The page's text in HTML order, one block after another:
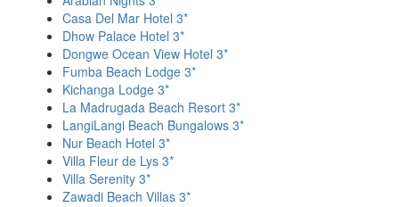
Casa Del Mar Hotel 3*
Dhow Palace Hotel 3*
Dongwe Ocean View Hotel 3*
Fumba Beach Lodge 3*
Kichanga Lodge 3*
La Madrugada Beach Resort 3*
LangiLangi Beach Bungalows 3*
Nur Beach Hotel 3*
Villa Fleur de Lys 3*
Villa Serenity 3*
Zawadi Beach Villas 3*